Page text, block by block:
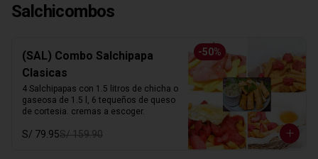
Salchicombos
-50%
(SAL) Combo Salchipapa
Clasicas
4 Salchipapas con 1.5 litros de chicha o
gaseosa de 1.5 l, 6 tequeños de queso
de cortesia. cremas a escoger.
S/ 79.95S/ 159.90